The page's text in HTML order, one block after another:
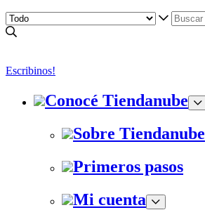
Escribinos!
Conocé Tiendanube
Sobre Tiendanube
Primeros pasos
Mi cuenta